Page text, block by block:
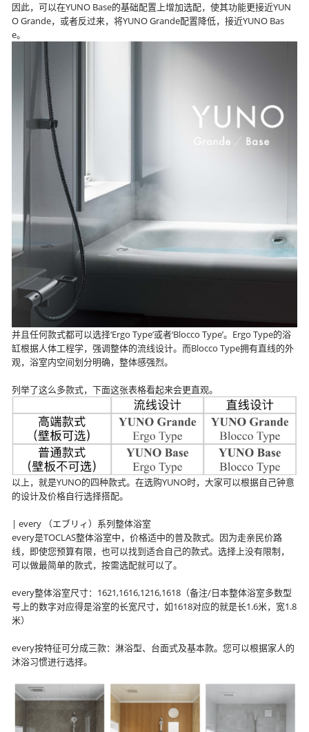
因此，可以在YUNO Base的基础配置上增加选配，使其功能更接近YUN
O Grande，或者反过来，将YUNO Grande配置降低，接近YUNO Bas
e。
并且任何款式都可以选择‘Ergo Type’或者‘Blocco Type’。Ergo Type的浴
缸根据人体工程学，强调整体的流线设计。而Blocco Type拥有直线的外
观，浴室内空间划分明确，整体感强烈。
列举了这么多款式，下面这张表格看起来会更直观。
以上，就是YUNO的四种款式。在选购YUNO时，大家可以根据自己钟意
的设计及价格自行选择搭配。
| every （エブリィ）系列整体浴室
every是TOCLAS整体浴室中，价格适中的普及款式。因为走亲民价路
线，即使您预算有限，也可以找到适合自己的款式。选择上没有限制，
可以做最简单的款式，按需选配就可以了。
every整体浴室尺寸：1621,1616,1216,1618（备注/日本整体浴室多数型
号上的数字对应得是浴室的长宽尺寸，如1618对应的就是长1.6米，宽1.8
米）
every按特征可分成三款：淋浴型、台面式及基本款。您可以根据家人的
沐浴习惯进行选择。